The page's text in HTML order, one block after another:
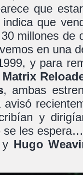
que
que
millones de
en una
y para
Matrix
, ambas
avisó
y
se les
Hugo